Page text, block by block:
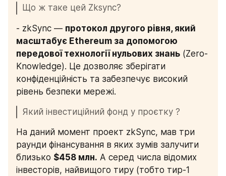
Що ж таке цей Zksync?
- zkSync — протокол другого рівня, який
масштабує Ethereum за допомогою
передової технології нульових знань (Zero-
Knowledge). Це дозволяє зберігати
конфіденційність та забезпечує високий
рівень безпеки мережі.
Який інвестиційний фонд у проєтку ?
На даний момент проект zkSync, мав три
раунди фінансування в яких зумів залучити
близько $458 млн. А серед числа відомих
інвесторів, найвищого тиру (тобто тир-1